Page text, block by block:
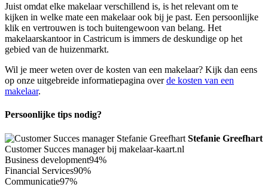
Juist omdat elke makelaar verschillend is, is het relevant om te
kijken in welke mate een makelaar ook bij je past. Een persoonlijke
klik en vertrouwen is toch buitengewoon van belang. Het
makelaarskantoor in Castricum is immers de deskundige op het
gebied van de huizenmarkt.
Wil je meer weten over de kosten van een makelaar? Kijk dan eens
op onze uitgebreide informatiepagina overde kosten van een
makelaar.
Persoonlijke tips nodig?
Stefanie Greefhart
Customer Succes manager bij makelaar-kaart.nl
Business development94%
Financial Services90%
Communicatie97%